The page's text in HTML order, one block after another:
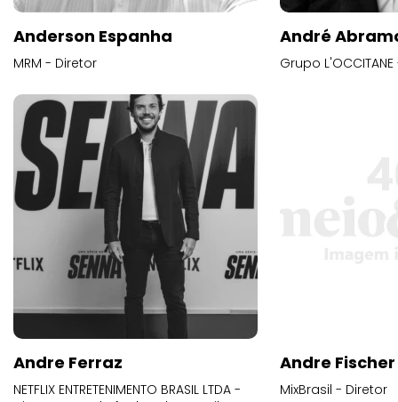
Anderson Espanha
MRM - Diretor
André
Grupo
Andre Ferraz
NETFLIX ENTRETENIMENTO BRASIL LTDA -
Andre Fischer
MixBrasil - Diretor